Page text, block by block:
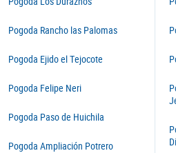
Pogoda Rancho las Palomas
Pogoda Ejido el Tejocote
Pogoda Felipe Neri
Pogoda Paso de Huichila
Pogoda Ampliación Potrero